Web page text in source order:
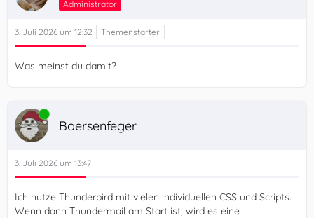
Administrator
3. Juli 2026 um 12:32
Was meinst du damit?
Online
Boersenfeger
3. Juli 2026 um 13:47
Ich nutze Thunderbird mit vielen individuellen CSS und Scripts.
Wenn dann Thundermail am Start ist, wird es eine